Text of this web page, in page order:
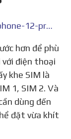
https://websosanh.vn/tin-tuc/iphone-12-pro-2-sim-vat-ly-la-gi-c4-2021080908394201.htm
điện thoại
khe SIM là
1, SIM 2. Và
dùng đến
đặt vừa khít